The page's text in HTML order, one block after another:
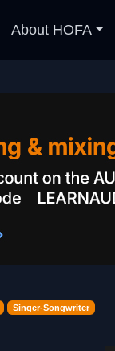
About HOFA
Singer-Songwriter